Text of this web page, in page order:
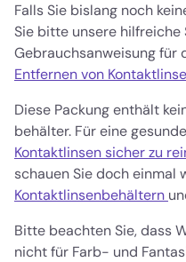
Falls Sie bislang noch
Sie bitte unsere
Gebrauchsanweisung für
Entfernen von
Diese Packung enthält
behälter. Für eine
Kontaktlinsen sicher zu
schauen Sie doch einmal
Kontaktlinsenbehältern
Bitte beachten Sie, dass
nicht für Farb- und